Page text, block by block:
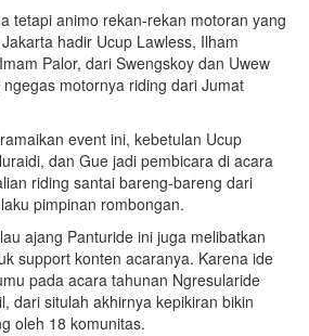
tetapi animo rekan-rekan motoran yang
hadir Ucup Lawless, Ilham
Palor, dari Swengskoy dan Uwew
motornya riding dari Jumat
event ini, kebetulan Ucup
dan Gue jadi pembicara di acara
riding santai bareng-bareng dari
pimpinan rombongan.
ajang Panturide ini juga melibatkan
support konten acaranya. Karena ide
pada acara tahunan Ngresularide
dari situlah akhirnya kepikiran bikin
oleh 18 komunitas.